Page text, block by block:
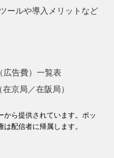
ールや導入メリットなど
広告費）一覧表
京局／在阪局）
から提供されています。ポッ
は配信者に帰属します。